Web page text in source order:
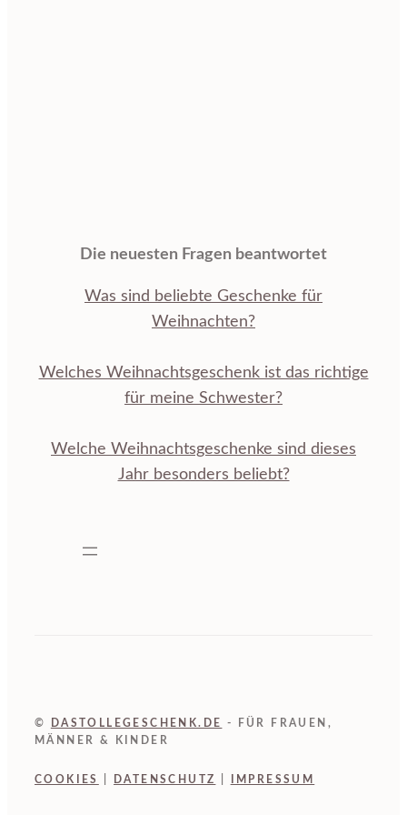
Die neuesten Fragen beantwortet
Was sind beliebte Geschenke für
Weihnachten?
Welches Weihnachtsgeschenk ist das richtige
für meine Schwester?
Welche Weihnachtsgeschenke sind dieses
Jahr besonders beliebt?
© DASTOLLEGESCHENK.DE
- FÜR FRAUEN,
MÄNNER & KINDER
COOKIES DATENSCHUTZ IMPRESSUM